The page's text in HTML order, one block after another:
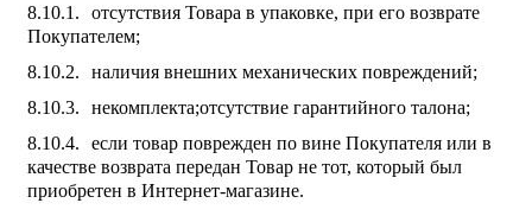
отсутствия Товара в упаковке, при его возврате
Покупателем;
наличия внешних механических повреждений;
некомплекта;отсутствие гарантийного талона;
если товар поврежден по вине Покупателя или в
качестве возврата передан Товар не тот, который был
приобретен в Интернет-магазине.